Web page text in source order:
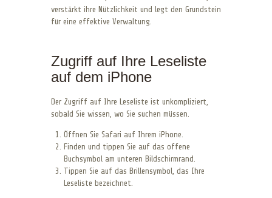
verstärkt ihre Nützlichkeit und legt den Grundstein
für eine effektive Verwaltung.
Zugriff auf Ihre Leseliste
auf dem iPhone
Der Zugriff auf Ihre Leseliste ist unkompliziert,
sobald Sie wissen, wo Sie suchen müssen.
Öffnen Sie Safari auf Ihrem iPhone.
Finden und tippen Sie auf das offene
Buchsymbol am unteren Bildschirmrand.
Tippen Sie auf das Brillensymbol, das Ihre
Leseliste bezeichnet.